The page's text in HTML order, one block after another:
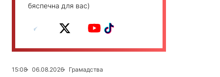
бяспечна для вас)
15:08 06.08.2026
Грамадства